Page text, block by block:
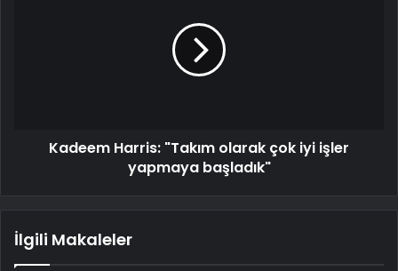
Kadeem Harris: "Takım olarak çok iyi işler
yapmaya başladık"
İlgili Makaleler